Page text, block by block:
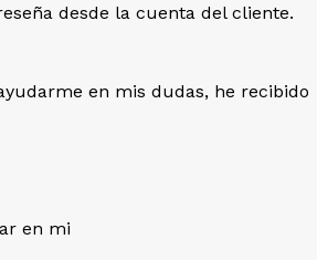
desde la cuenta del cliente.
en mis dudas, he recibido
en mi